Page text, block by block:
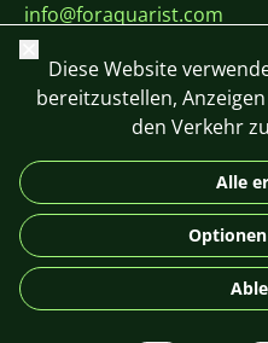
info@foraquarist.com
+420 603 449 602
Schließen
Diese Website
bereitzustellen,
den Verkehr
Alle